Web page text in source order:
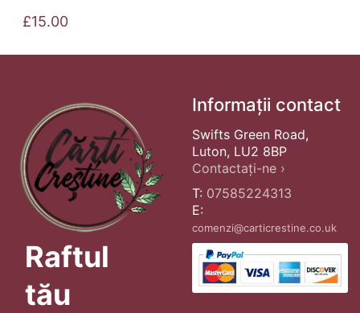
£15.00
Raftul
tău
Informații contact
Swifts Green Road,
Luton, LU2 8BP
Contactați-ne ›
T: 07585224313
E:
comenzi@carticrestine.co.uk